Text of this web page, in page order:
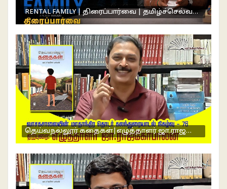
RENTAL FAMILY | திரைப்பார்வை | தமிழ்ச்செல்வன் ராஜேந்திரன் | வாசகசாலை | HIKARI| BRENDAN FRASER
தெய்வநல்லூர் கதைகள்|எழுத்தாளர் ஜா.ராஜகோபாலன் உரை|வாசகசாலை மாதாந்திர நிகழ்வு 76|இலக்கியம்|நாவல்